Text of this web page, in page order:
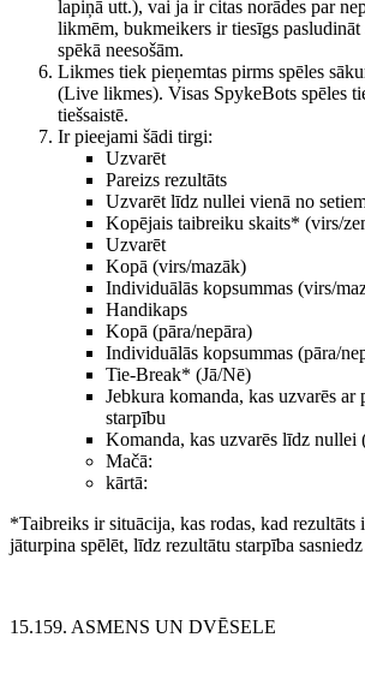
lapiņā utt.), vai ja ir citas norādes par
likmēm, bukmeikers ir tiesīgs pasludināt
spēkā neesošām.
Likmes tiek pieņemtas pirms spēles
(Live likmes). Visas SpykeBots spēles
tiešsaistē.
Ir pieejami šādi tirgi:
Uzvarēt
Pareizs rezultāts
Uzvarēt līdz nullei vienā no
Kopējais taibreiku skaits* (virs/
Uzvarēt
Kopā (virs/mazāk)
Individuālās kopsummas (virs/
Handikaps
Kopā (pāra/nepāra)
Individuālās kopsummas (pāra/
Tie-Break* (Jā/Nē)
Jebkura komanda, kas uzvarēs ar
starpību
Komanda, kas uzvarēs līdz nullei
Mačā:
kārtā:
*Taibreiks ir situācija, kas rodas, kad
jāturpina spēlēt, līdz rezultātu starpība
15.159. ASMENS UN DVĒSELE